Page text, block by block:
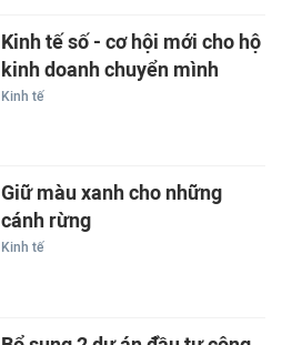
Kinh tế số - cơ hội mới cho hộ
kinh doanh chuyển mình
Kinh tế
Giữ màu xanh cho những
cánh rừng
Kinh tế